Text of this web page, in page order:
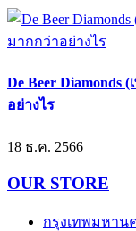
De Beer Diamonds
อย่างไร
18 ธ.ค. 2566
OUR STORE
กรุงเทพมหาน